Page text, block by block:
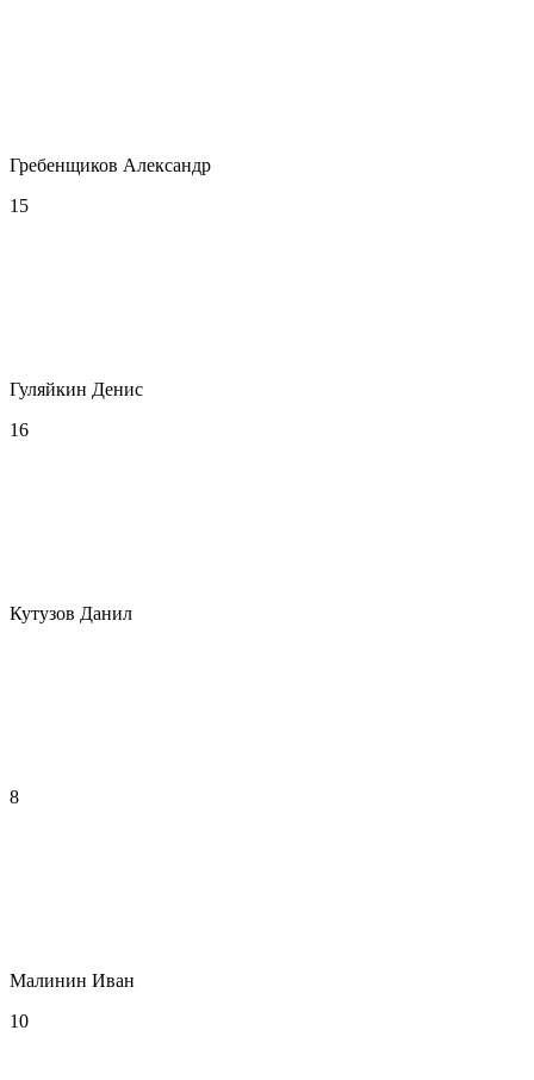
Гребенщиков Александр
15
Гуляйкин Денис
16
Кутузов Данил
8
Малинин Иван
10